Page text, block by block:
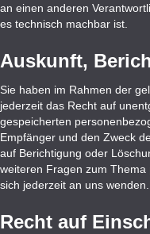
an einen anderen
es technisch machbar ist.
Auskunft,
Sie haben im Rahmen der
jederzeit das Recht auf
gespeicherten
Empfänger und den Zweck
auf Berichtigung oder
weiteren Fragen zum
sich jederzeit an uns wenden.
Recht auf